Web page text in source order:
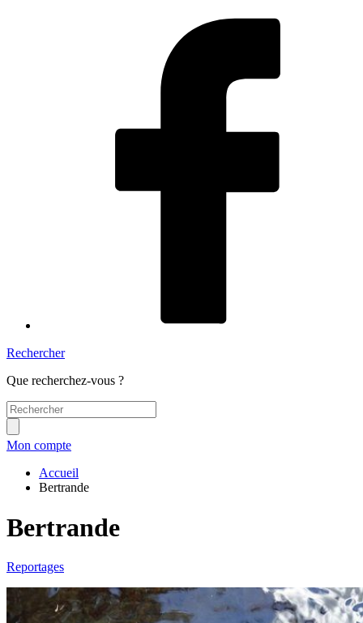
Rechercher
Que recherchez-vous ?
Mon compte
Accueil
Bertrande
Bertrande
Reportages